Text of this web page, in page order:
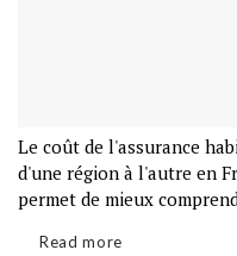
Le coût de l'assurance
d'une région à l'autre en
permet de mieux
Read more